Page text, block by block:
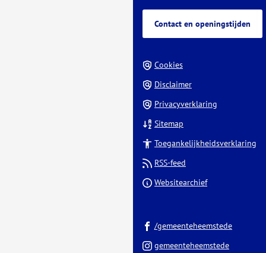
Contact en openingstijden
Cookies
Disclaimer
Privacyverklaring
Sitemap
Toegankelijkheidsverklaring
RSS-feed
Websitearchief(Verwijst
externe
website)
/gemeenteheemstede(Verwijst
gemeenteheemstede(Verwijst